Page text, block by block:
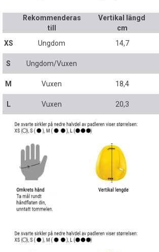
Rekommenderas
till
Vertikal längd
cm
XS
Ungdom 14,7
S Ungdom/Vuxen
M Vuxen 18,4
L Vuxen 20,3